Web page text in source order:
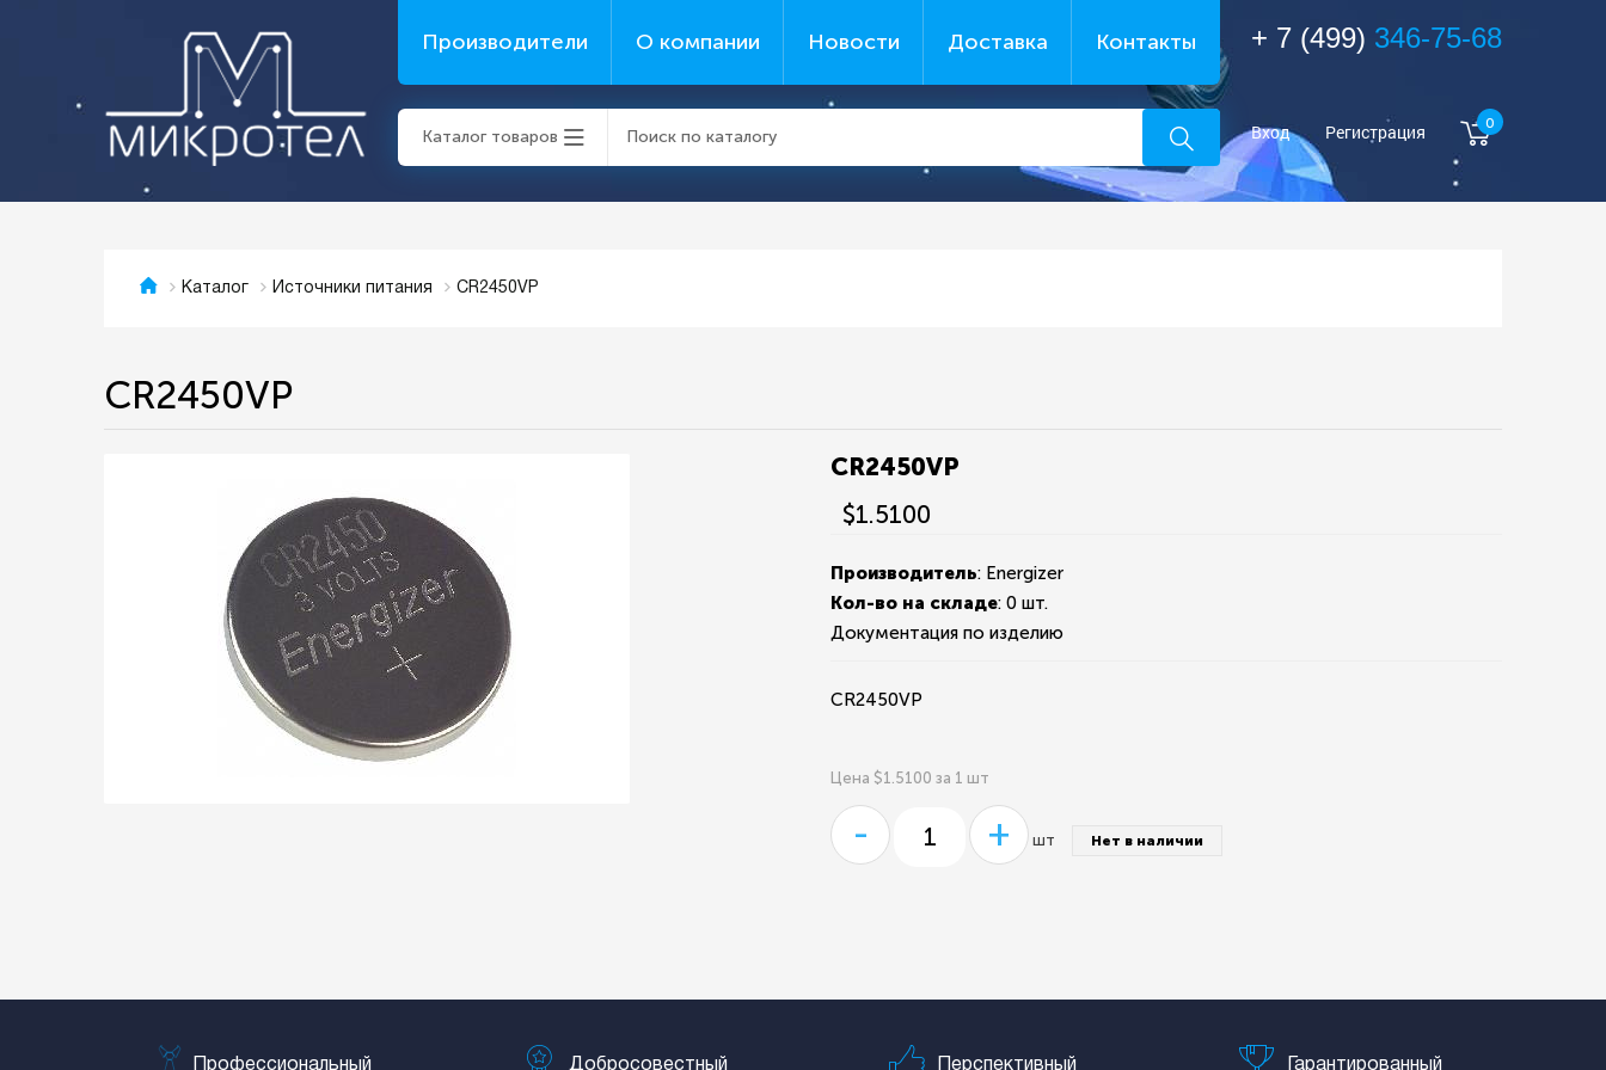
Производители О компании Новости Доставка Контакты
Каталог товаров
+ 7 (499) 346-75-68
Вход Регистрация 0
Каталог Источники питания CR2450VP
CR2450VP
CR2450VP
$1.5100
Производитель: Energizer
Кол-во на складе:0 шт.
Документация по изделию
CR2450VP
Цена $1.5100 за 1 шт
- + шт Нет в наличии
Профессиональный Добросовестный Перспективный Гарантированный